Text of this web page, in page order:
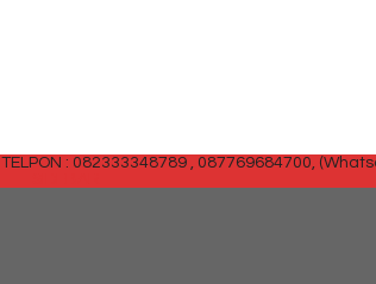
TELPON : 082333348789 , 087769684700,